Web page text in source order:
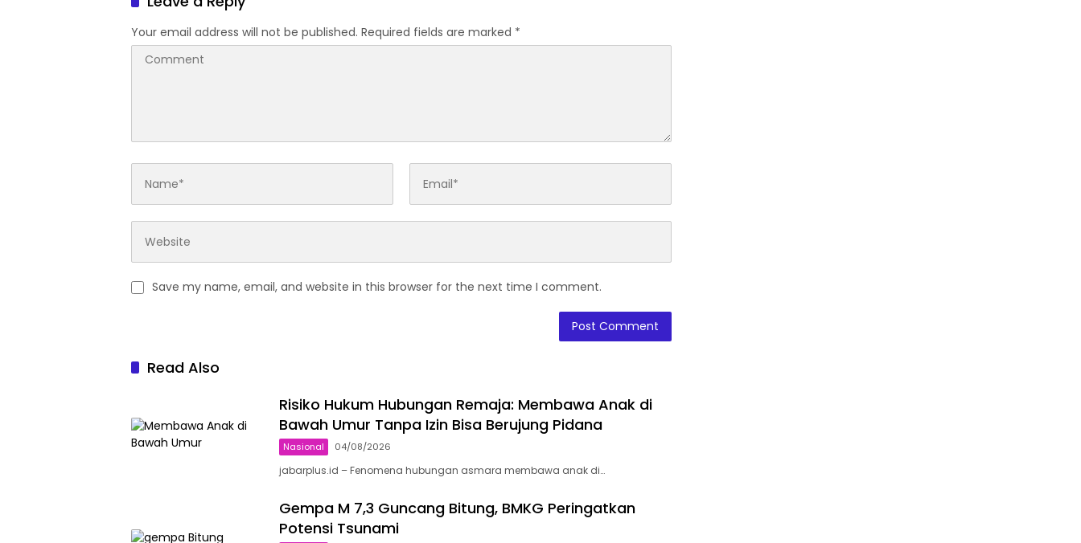
Your email address will not be published. Required fields are marked *
Save my name, email, and website in this browser for the next time I comment.
Read Also
Risiko Hukum Hubungan Remaja: Membawa Anak di
Bawah Umur Tanpa Izin Bisa Berujung Pidana
Nasional 04/08/2026
jabarplus.id – Fenomena hubungan asmara membawa anak di…
Gempa M 7,3 Guncang Bitung, BMKG Peringatkan
Potensi Tsunami